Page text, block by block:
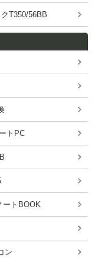
T350/56BB
トPC
ートBOOK
ン